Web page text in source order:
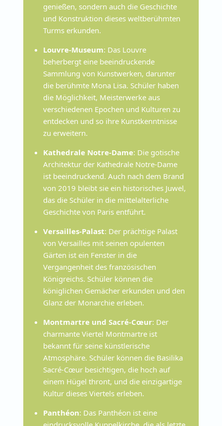
genießen, sondern auch die Geschichte
und Konstruktion dieses weltberühmten
Turms erkunden.
Louvre-Museum: Das Louvre
beherbergt eine beeindruckende
Sammlung von Kunstwerken, darunter
die berühmte Mona Lisa. Schüler haben
die Möglichkeit, Meisterwerke aus
verschiedenen Epochen und Kulturen zu
entdecken und so ihre Kunstkenntnisse
zu erweitern.
Kathedrale Notre-Dame: Die gotische
Architektur der Kathedrale Notre-Dame
ist beeindruckend. Auch nach dem Brand
von 2019 bleibt sie ein historisches Juwel,
das die Schüler in die mittelalterliche
Geschichte von Paris entführt.
Versailles-Palast: Der prächtige Palast
von Versailles mit seinen opulenten
Gärten ist ein Fenster in die
Vergangenheit des französischen
Königreichs. Schüler können die
königlichen Gemächer erkunden und den
Glanz der Monarchie erleben.
Montmartre und Sacré-Cœur: Der
charmante Viertel Montmartre ist
bekannt für seine künstlerische
Atmosphäre. Schüler können die Basilika
Sacré-Cœur besichtigen, die hoch auf
einem Hügel thront, und die einzigartige
Kultur dieses Viertels erleben.
Panthéon: Das Panthéon ist eine